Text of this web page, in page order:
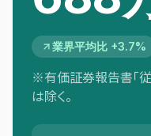
業界平均比 +3.7%
※有価証券報告書「
は除く。